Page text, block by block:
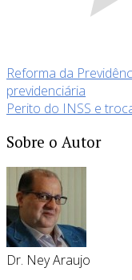
Reforma da
previdenciária
Perito do INSS e
Sobre o Autor
Dr. Ney Araujo